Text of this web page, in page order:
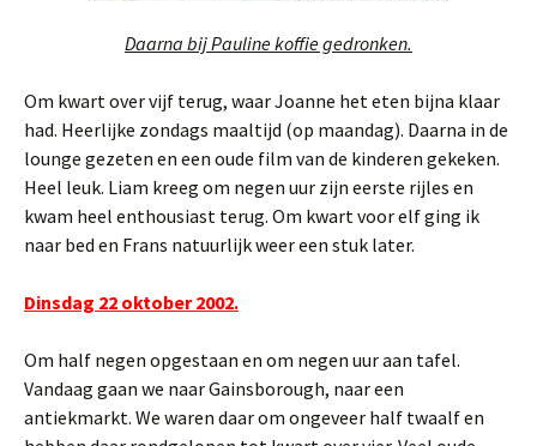
Daarna bij Pauline koffie gedronken.
Om kwart over vijf terug, waar Joanne het eten bijna klaar
had. Heerlijke zondags maaltijd (op maandag). Daarna in de
lounge gezeten en een oude film van de kinderen gekeken.
Heel leuk. Liam kreeg om negen uur zijn eerste rijles en
kwam heel enthousiast terug. Om kwart voor elf ging ik
naar bed en Frans natuurlijk weer een stuk later.
Dinsdag 22 oktober 2002.
Om half negen opgestaan en om negen uur aan tafel.
Vandaag gaan we naar Gainsborough, naar een
antiekmarkt. We waren daar om ongeveer half twaalf en